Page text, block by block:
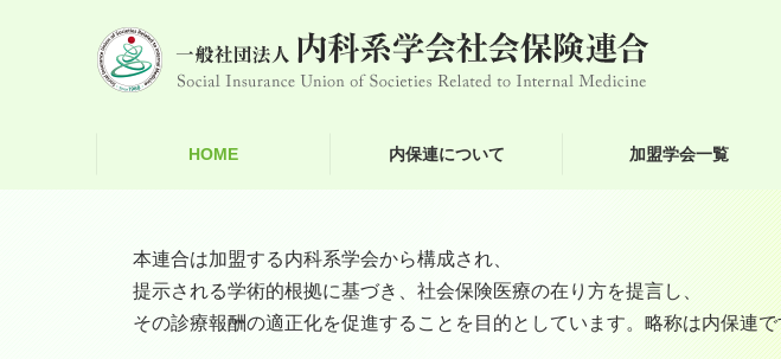
HOME 内保連について 加盟学会一覧
本連合は加盟する内科系学会から構成され、
提示される学術的根拠に基づき、社会保険医療の在り方を提言し、
その診療報酬の適正化を促進することを目的としています。略称は内保連